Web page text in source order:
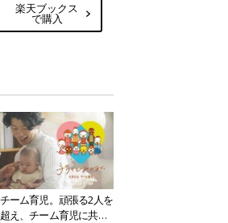
楽天ブックス
で購入
ーム育児。頑張る2人を
え、チーム育児に共感